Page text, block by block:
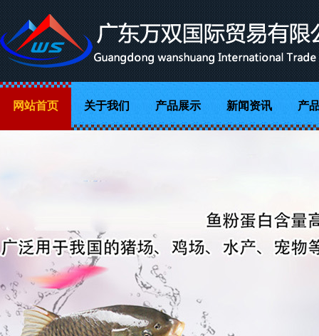
网站首页 关于我们 产品展示 新闻资讯 产